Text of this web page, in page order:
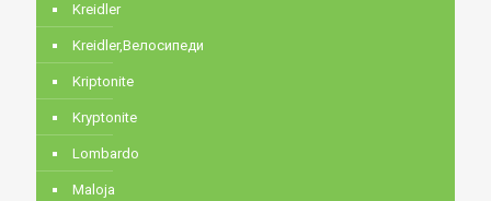
Kreidler
Kreidler,Велосипеди
Kriptonite
Kryptonite
Lombardo
Maloja